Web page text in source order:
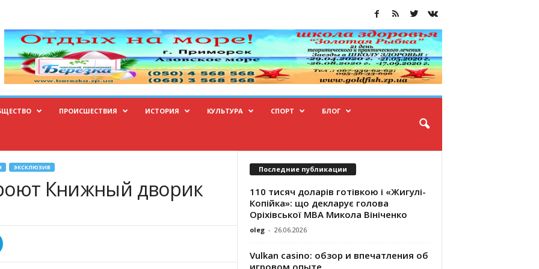
ПРОИСШЕСТВИЯ ИСТОРИЯ КУЛЬТУРА СПОРТ БЛОГ
ЭКСКЛЮЗИВ
Книжный дворик
Последние публикации
110 тисяч доларів готівкою і «Жигулі-
Копійка»: що декларує голова
Оріхівської МВА Микола Вініченко
oleg - 26.06.2026
Vulkan casino: обзор и впечатления об
игровом опыте